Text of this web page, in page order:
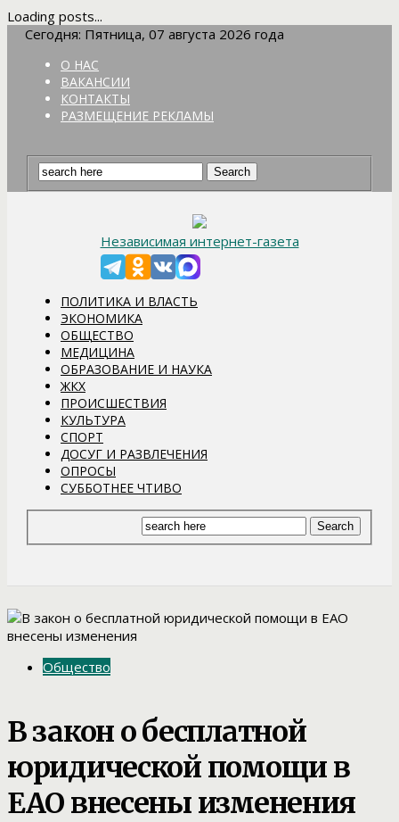
Loading posts...
Сегодня: Пятница, 07 августа 2026 года
О НАС
ВАКАНСИИ
КОНТАКТЫ
РАЗМЕЩЕНИЕ РЕКЛАМЫ
Независимая интернет-газета
ПОЛИТИКА И ВЛАСТЬ
ЭКОНОМИКА
ОБЩЕСТВО
МЕДИЦИНА
ОБРАЗОВАНИЕ И НАУКА
ЖКХ
ПРОИСШЕСТВИЯ
КУЛЬТУРА
СПОРТ
ДОСУГ И РАЗВЛЕЧЕНИЯ
ОПРОСЫ
СУББОТНЕЕ ЧТИВО
Общество
В закон о бесплатной
юридической помощи в
ЕАО внесены изменения